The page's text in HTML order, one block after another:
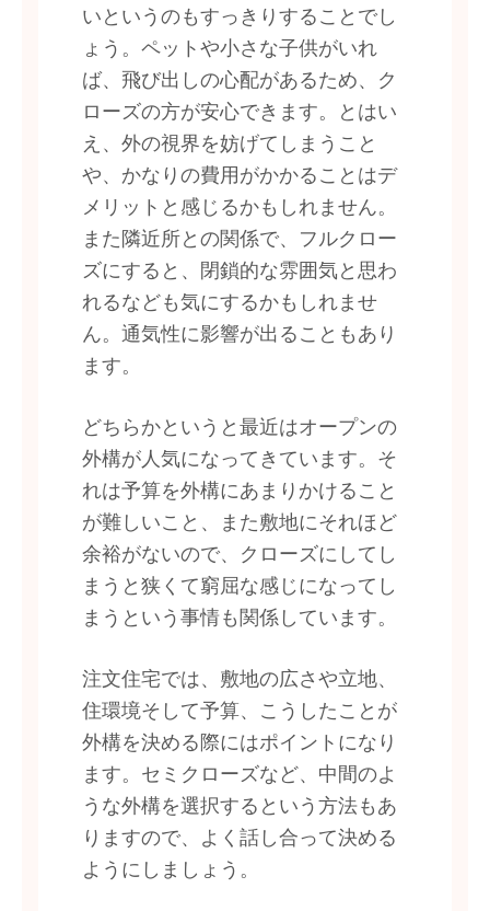
いというのもすっきりすることでし
ょう。ペットや小さな子供がいれ
ば、飛び出しの心配があるため、ク
ローズの方が安心できます。とはい
え、外の視界を妨げてしまうこと
や、かなりの費用がかかることはデ
メリットと感じるかもしれません。
また隣近所との関係で、フルクロー
ズにすると、閉鎖的な雰囲気と思わ
れるなども気にするかもしれませ
ん。通気性に影響が出ることもあり
ます。
どちらかというと最近はオープンの
外構が人気になってきています。そ
れは予算を外構にあまりかけること
が難しいこと、また敷地にそれほど
余裕がないので、クローズにしてし
まうと狭くて窮屈な感じになってし
まうという事情も関係しています。
注文住宅では、敷地の広さや立地、
住環境そして予算、こうしたことが
外構を決める際にはポイントになり
ます。セミクローズなど、中間のよ
うな外構を選択するという方法もあ
りますので、よく話し合って決める
ようにしましょう。